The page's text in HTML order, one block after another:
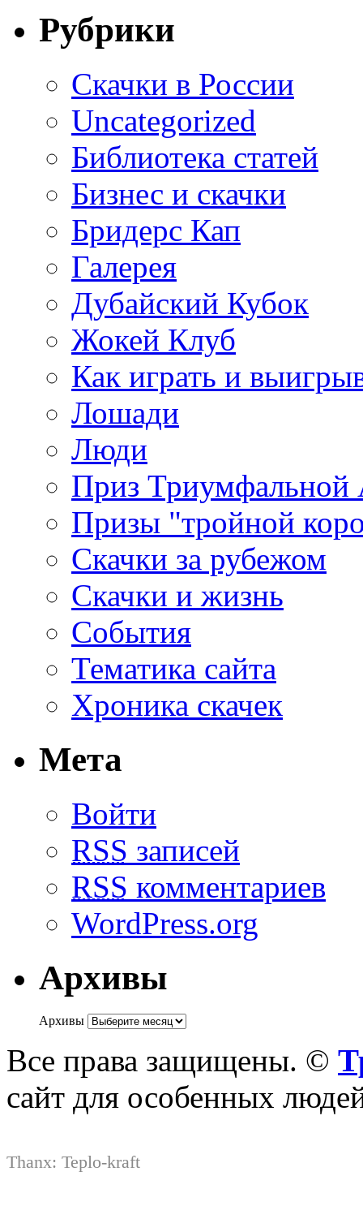
Рубрики
Cкачки в России
Uncategorized
Библиотека статей
Бизнес и скачки
Бридерс Кап
Галерея
Дубайский Кубок
Жокей Клуб
Как играть и
Лошади
Люди
Приз Триумфальной
Призы "тройной
Скачки за рубежом
Скачки и жизнь
События
Тематика сайта
Хроника скачек
Мета
Войти
RSS записей
RSS комментариев
WordPress.org
Архивы
Архивы
Все права защищены. ©
сайт для особенных
Thanx: Teplo-kraft